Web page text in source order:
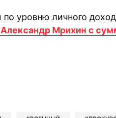
уровню личного
Мрихин с